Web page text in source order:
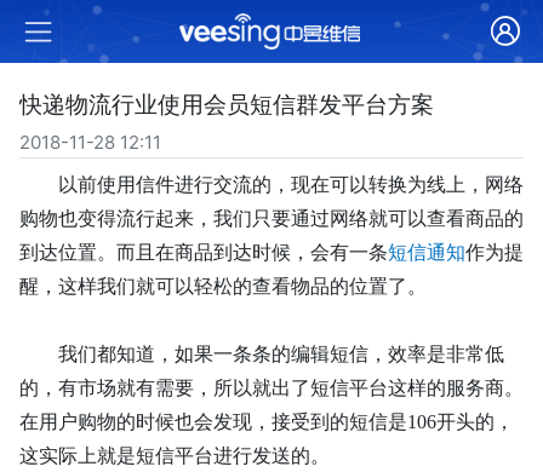
快递物流行业使用会员短信群发平台方案
2018-11-28 12:11
以前使用信件进行交流的，现在可以转换为线上，网络
购物也变得流行起来，我们只要通过网络就可以查看商品的
到达位置。而且在商品到达时候，会有一条短信通知作为提
醒，这样我们就可以轻松的查看物品的位置了。
我们都知道，如果一条条的编辑短信，效率是非常低
的，有市场就有需要，所以就出了短信平台这样的服务商。
在用户购物的时候也会发现，接受到的短信是106开头的，
这实际上就是短信平台进行发送的。